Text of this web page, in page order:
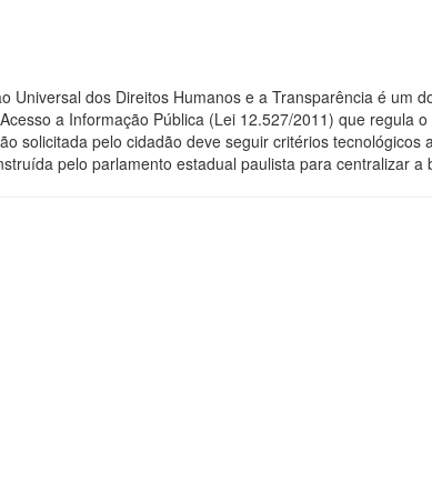
dos Direitos Humanos e a Transparência é um
a Informação Pública (Lei 12.527/2011) que regula
solicitada pelo cidadão deve seguir critérios
pelo parlamento estadual paulista para centralizar